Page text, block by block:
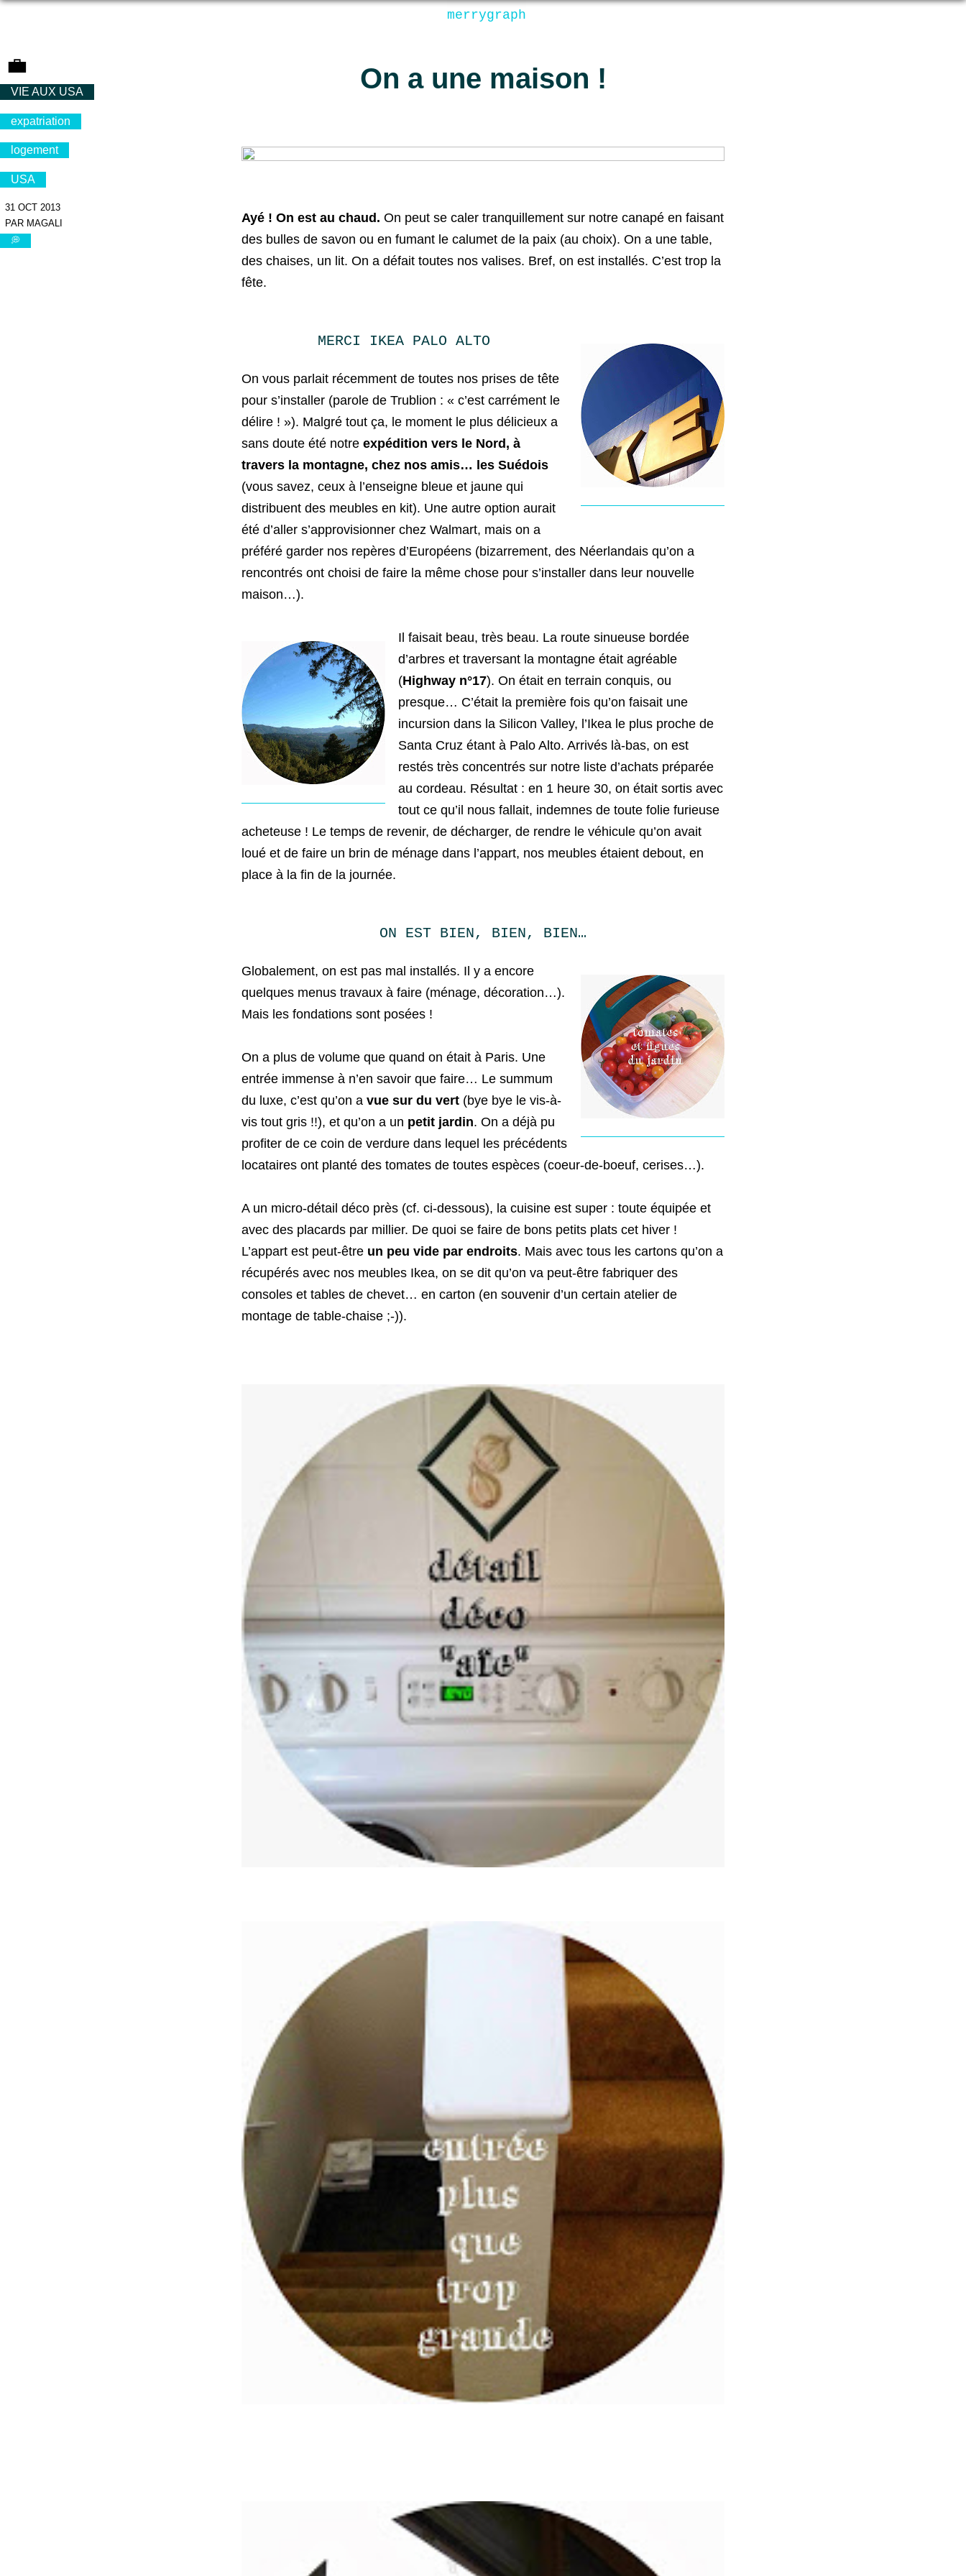
merrygraph
💼
VIE AUX USA
expatriation
logement
USA
31 OCT 2013
PAR MAGALI
💭
On a une maison !
Ayé ! On est au chaud. On peut se caler tranquillement sur notre canapé en faisant
des bulles de savon ou en fumant le calumet de la paix (au choix). On a une table,
des chaises, un lit. On a défait toutes nos valises. Bref, on est installés. C’est trop la
fête.
MERCI IKEA PALO ALTO
On vous parlait récemment de toutes nos prises de tête
pour s’installer (parole de Trublion : « c’est carrément le
délire ! »). Malgré tout ça, le moment le plus délicieux a
sans doute été notre expédition vers le Nord, à
travers la montagne, chez nos amis… les Suédois
(vous savez, ceux à l’enseigne bleue et jaune qui
distribuent des meubles en kit). Une autre option aurait
été d’aller s’approvisionner chez Walmart, mais on a
préféré garder nos repères d’Européens (bizarrement, des Néerlandais qu’on a
rencontrés ont choisi de faire la même chose pour s’installer dans leur nouvelle
maison…).
Il faisait beau, très beau. La route sinueuse bordée
d’arbres et traversant la montagne était agréable
(Highway n°17). On était en terrain conquis, ou
presque… C’était la première fois qu’on faisait une
incursion dans la Silicon Valley, l’Ikea le plus proche de
Santa Cruz étant à Palo Alto. Arrivés là-bas, on est
restés très concentrés sur notre liste d’achats préparée
au cordeau. Résultat : en 1 heure 30, on était sortis avec
tout ce qu’il nous fallait, indemnes de toute folie furieuse
acheteuse ! Le temps de revenir, de décharger, de rendre le véhicule qu’on avait
loué et de faire un brin de ménage dans l’appart, nos meubles étaient debout, en
place à la fin de la journée.
ON EST BIEN, BIEN, BIEN…
Globalement, on est pas mal installés. Il y a encore
quelques menus travaux à faire (ménage, décoration…).
Mais les fondations sont posées !
On a plus de volume que quand on était à Paris. Une
entrée immense à n’en savoir que faire… Le summum
du luxe, c’est qu’on a vue sur du vert (bye bye le vis-à-
vis tout gris !!), et qu’on a un petit jardin. On a déjà pu
profiter de ce coin de verdure dans lequel les précédents
locataires ont planté des tomates de toutes espèces (coeur-de-boeuf, cerises…).
A un micro-détail déco près (cf. ci-dessous), la cuisine est super : toute équipée et
avec des placards par millier. De quoi se faire de bons petits plats cet hiver !
L’appart est peut-être un peu vide par endroits. Mais avec tous les cartons qu’on a
récupérés avec nos meubles Ikea, on se dit qu’on va peut-être fabriquer des
consoles et tables de chevet… en carton (en souvenir d’un certain atelier de
montage de table-chaise ;-)).